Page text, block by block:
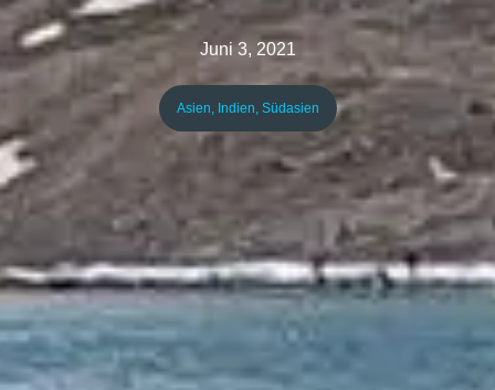
Juni 3, 2021
Asien, Indien, Südasien